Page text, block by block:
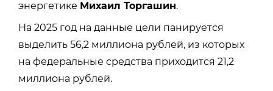
энергетике Михаил Торгашин.
На 2025 год на данные цели панируется
выделить 56,2 миллиона рублей, из которых
на федеральные средства приходится 21,2
миллиона рублей.